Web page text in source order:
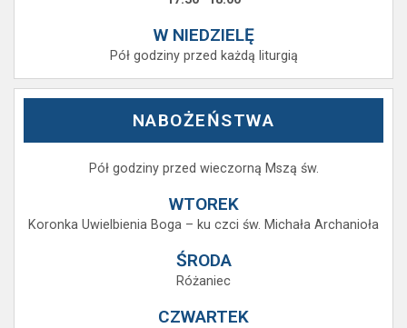
W NIEDZIELĘ
Pół godziny przed każdą liturgią
NABOŻEŃSTWA
Pół godziny przed wieczorną Mszą św.
WTOREK
Koronka Uwielbienia Boga – ku czci św. Michała Archanioła
ŚRODA
Różaniec
CZWARTEK